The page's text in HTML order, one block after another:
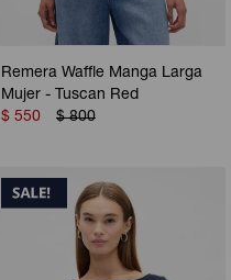
Remera Waffle Manga Larga
Mujer - Tuscan Red
$ 550 $ 800